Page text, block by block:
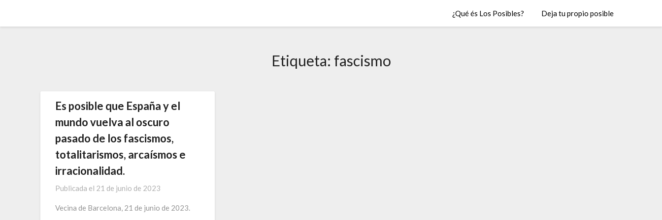
¿Qué és Los Posibles? Deja tu propio posible
Etiqueta: fascismo
Es posible que España y el
mundo vuelva al oscuro
pasado de los fascismos,
totalitarismos, arcaísmos e
irracionalidad.
Publicada el 21 de junio de 2023
Vecina de Barcelona, 21 de junio de 2023.